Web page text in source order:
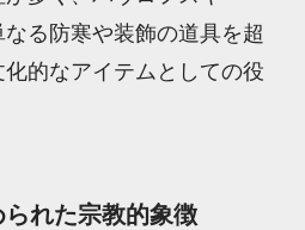
る防寒や装飾の道具を超
的なアイテムとしての役
れた宗教的象徴